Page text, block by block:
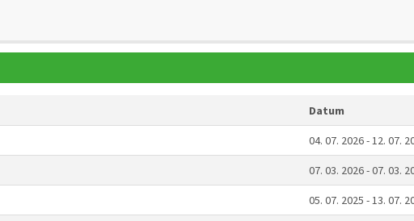
Datum
04. 07. 2026 - 12. 07.
07. 03. 2026 - 07. 03.
05. 07. 2025 - 13. 07.